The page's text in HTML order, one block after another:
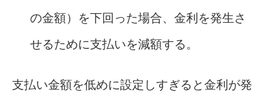
の金額）を下回った場合、金利を発生さ
せるために支払いを減額する。
支払い金額を低めに設定しすぎると金利が発